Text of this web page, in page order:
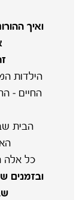
ואיך
הילדות
החיים –
הבית
כל אלה
ובזמנים